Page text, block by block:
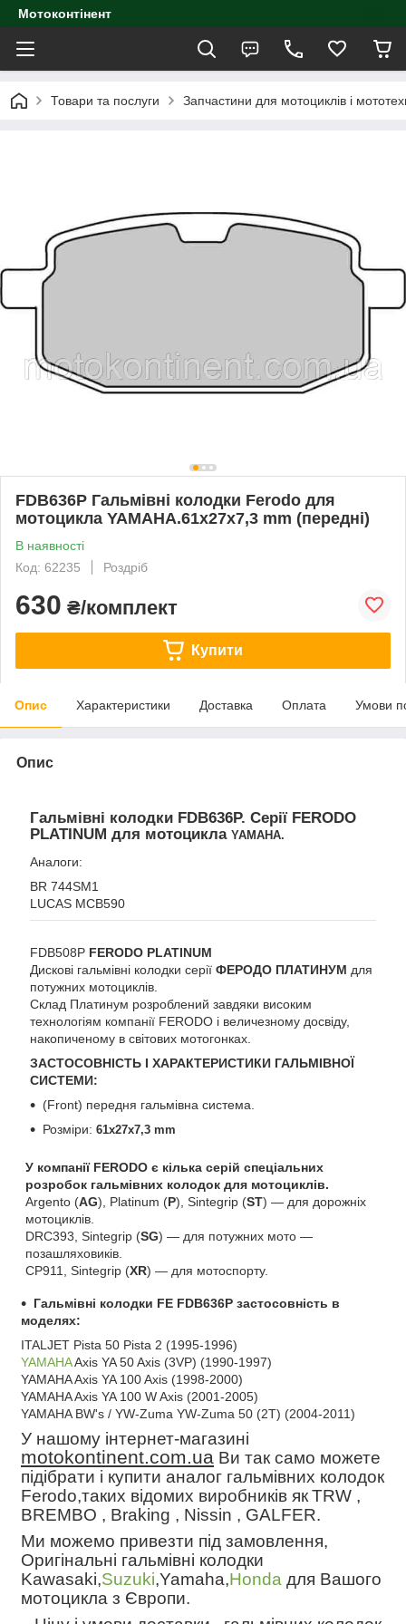
Мотоконтінент
Товари та послуги Запчастини для мотоциклів і
FDB636P Гальмівні колодки Ferodo для
мотоцикла YAMAHA.61x27x7,3 mm (передні)
В наявності
Код: 62235
Роздріб
630 ₴/комплект
Купити
Опис Характеристики Доставка Оплата Умови
Опис
Гальмівні колодки FDB636P. Серії FERODO
PLATINUM для мотоцикла YAMAHA.
Аналоги:
BR 744SM1
LUCAS MCB590
FDB508P FERODO PLATINUM
Дискові гальмівні колодки серії ФЕРОДО ПЛАТИНУМ для
потужних мотоциклів.
Склад Платинум розроблений завдяки високим
технологіям компанії FERODO і величезному досвіду,
накопиченому в світових мотогонках.
ЗАСТОСОВНІСТЬ І ХАРАКТЕРИСТИКИ ГАЛЬМІВНОЇ
СИСТЕМИ:
(Front) передня гальмівна система.
Розміри: 61x27x7,3 mm
У компанії FERODO є кілька серій спеціальних
розробок гальмівних колодок для мотоциклів.
Argento (AG), Platinum (P), Sintegrip (ST) ― для дорожніх
мотоциклів.
DRC393, Sintegrip (SG) ― для потужних мото ―
позашляховиків.
CP911, Sintegrip (XR) ― для мотоспорту.
Гальмівні колодки FE FDB636P застосовність в
моделях:
ITALJET Pista 50 Pista 2 (1995-1996)
YAMAHAAxis YA 50 Axis (3VP) (1990-1997)
YAMAHA Axis YA 100 Axis (1998-2000)
YAMAHA Axis YA 100 W Axis (2001-2005)
YAMAHA BW's / YW-Zuma YW-Zuma 50 (2T) (2004-2011)
У нашому інтернет-магазині
motokontinent.com.ua Ви так само можете
підібрати і купити аналог гальмівних колодок
Ferodo,таких відомих виробників якTRW ,
BREMBO , Braking , Nissin , GALFER.
Ми можемо привезти під замовлення,
Оригінальні гальмівні колодки
Kawasaki,Suzuki,Yamaha,Honda для Вашого
мотоцикла з Європи.